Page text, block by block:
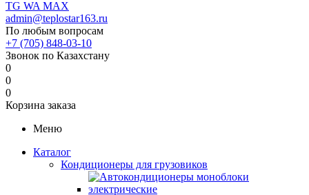
TG WA MAX
admin@teplostar163.ru
По любым вопросам
+7 (705) 848-03-10
Звонок по Казахстану
0
0
0
Корзина заказа
Меню
Каталог
Кондиционеры для грузовиков